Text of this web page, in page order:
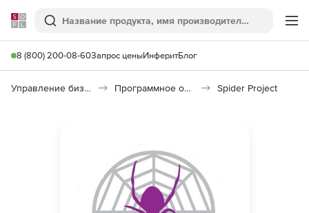
Softline
Поиск
8 (800) 200-08-60Запрос ценыИнферитБлог
Управление бизнесом, CRM/ERP Программное обеспечение для ведения дел Spider Project